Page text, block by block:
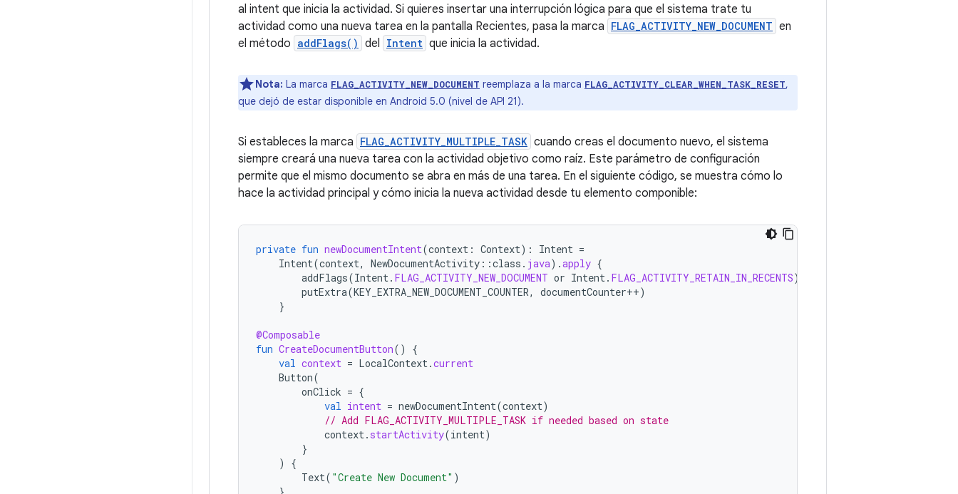
al intent que inicia la actividad. Si quieres insertar una interrupción lógica para que el sistema trate tu
actividad como una nueva tarea en la pantalla Recientes, pasa la marca FLAG_ACTIVITY_NEW_DOCUMENT en
el método addFlags() del Intent que inicia la actividad.
Nota: La marca FLAG_ACTIVITY_NEW_DOCUMENT reemplaza a la marca FLAG_ACTIVITY_CLEAR_WHEN_TASK_RESET,
que dejó de estar disponible en Android 5.0 (nivel de API 21).
Si estableces la marca FLAG_ACTIVITY_MULTIPLE_TASK cuando creas el documento nuevo, el sistema
siempre creará una nueva tarea con la actividad objetivo como raíz. Este parámetro de configuración
permite que el mismo documento se abra en más de una tarea. En el siguiente código, se muestra cómo lo
hace la actividad principal y cómo inicia la nueva actividad desde tu elemento componible:
private fun newDocumentIntent(context : Context): Intent =
Intent(context, NewDocumentActivity ::class . java).apply {
addFlags(Intent . FLAG_ACTIVITY_NEW_DOCUMENT or Intent . FLAG_ACTIVITY_RETAIN_IN_RECENTS)
putExtra(KEY_EXTRA_NEW_DOCUMENT_COUNTER, documentCounter++)
}
@Composable
fun CreateDocumentButton()
{
val context = LocalContext .current
Button(
onClick = {
val intent = newDocumentIntent(context)
// Add FLAG_ACTIVITY_MULTIPLE_TASK if needed based on state
context . startActivity(intent)
}
)
{
Text( "Create New Document" )